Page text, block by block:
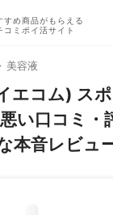
すめ商品がもらえる
コミポイ活サイト
美容液
エコム) ス
い口コミ・
本音レビュ